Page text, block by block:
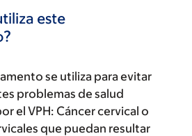
este
se utiliza para evitar
problemas de salud
el VPH: Cáncer cervical o
que puedan resultar